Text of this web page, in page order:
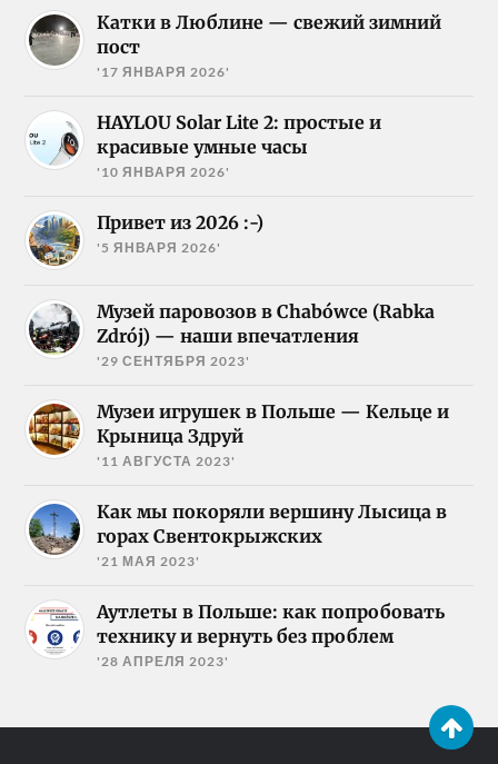
Катки в Люблине — свежий зимний
пост
'17 ЯНВАРЯ 2026'
HAYLOU Solar Lite 2: простые и
красивые умные часы
'10 ЯНВАРЯ 2026'
Привет из 2026 :-)
'5 ЯНВАРЯ 2026'
Музей паровозов в Chabówce (Rabka
Zdrój) — наши впечатления
'29 СЕНТЯБРЯ 2023'
Музеи игрушек в Польше — Кельце и
Крыница Здруй
'11 АВГУСТА 2023'
Как мы покоряли вершину Лысица в
горах Свентокрыжских
'21 МАЯ 2023'
Аутлеты в Польше: как попробовать
технику и вернуть без проблем
'28 АПРЕЛЯ 2023'